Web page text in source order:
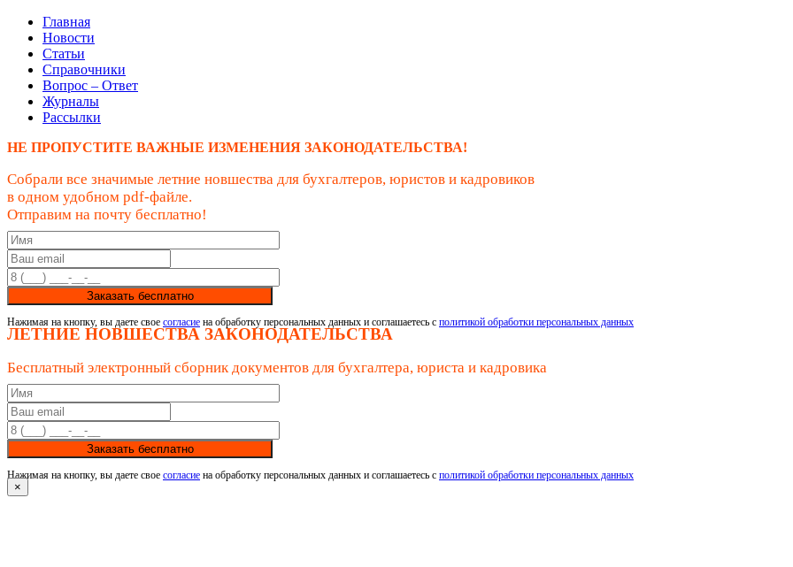
Главная
Новости
Статьи
Справочники
Вопрос – Ответ
Журналы
Рассылки
НЕ ПРОПУСТИТЕ ВАЖНЫЕ ИЗМЕНЕНИЯ ЗАКОНОДАТЕЛЬСТВА!
Собрали все значимые летние новшества для бухгалтеров, юристов и кадровиков
в одном удобном pdf-файле.
Отправим на почту бесплатно!
Заказать бесплатно
Нажимая на кнопку, вы даете свое согласие на обработку персональных данных и соглашаетесь с политикой обработки персональных данных
ЛЕТНИЕ НОВШЕСТВА ЗАКОНОДАТЕЛЬСТВА
Бесплатный электронный сборник документов для бухгалтера, юриста и кадровика
Заказать бесплатно
Нажимая на кнопку, вы даете свое согласие на обработку персональных данных и соглашаетесь с политикой обработки персональных данных
×